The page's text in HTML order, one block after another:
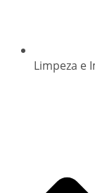
Limpeza e